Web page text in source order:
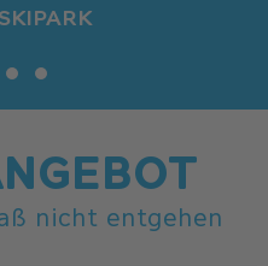
nicht entgehen